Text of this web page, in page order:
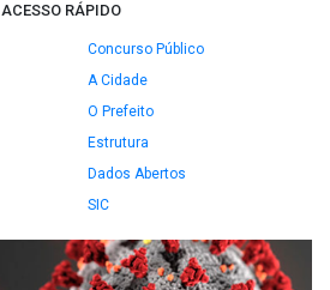
ACESSO RÁPIDO
Concurso Público
A Cidade
O Prefeito
Estrutura
Dados Abertos
SIC